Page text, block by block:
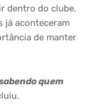
dentro do clube.
já aconteceram
de manter
quem